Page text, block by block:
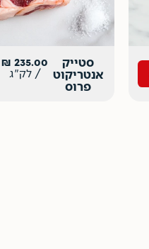
סטייק
אנטריקוט
פרוס
235.00
₪
/ לק"ג